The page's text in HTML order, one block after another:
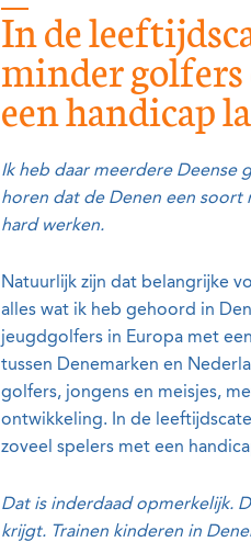
In de
minder golfers
een handicap
Ik heb daar meerdere Deense
horen dat de Denen een soort
hard werken.
Natuurlijk zijn dat belangrijke
alles wat ik heb gehoord in
jeugdgolfers in Europa met
tussen Denemarken en
golfers, jongens en meisjes,
ontwikkeling.
In de
zoveel spelers met een
Dat is inderdaad opmerkelijk.
krijgt. Trainen kinderen in